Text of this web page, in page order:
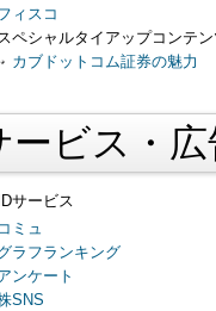
ィスコ
スペシャルタイアップコンテ
カブドットコム証券の魅力
ビス・
IDサービス
コミュ
ラフランキング
ンケート
SNS